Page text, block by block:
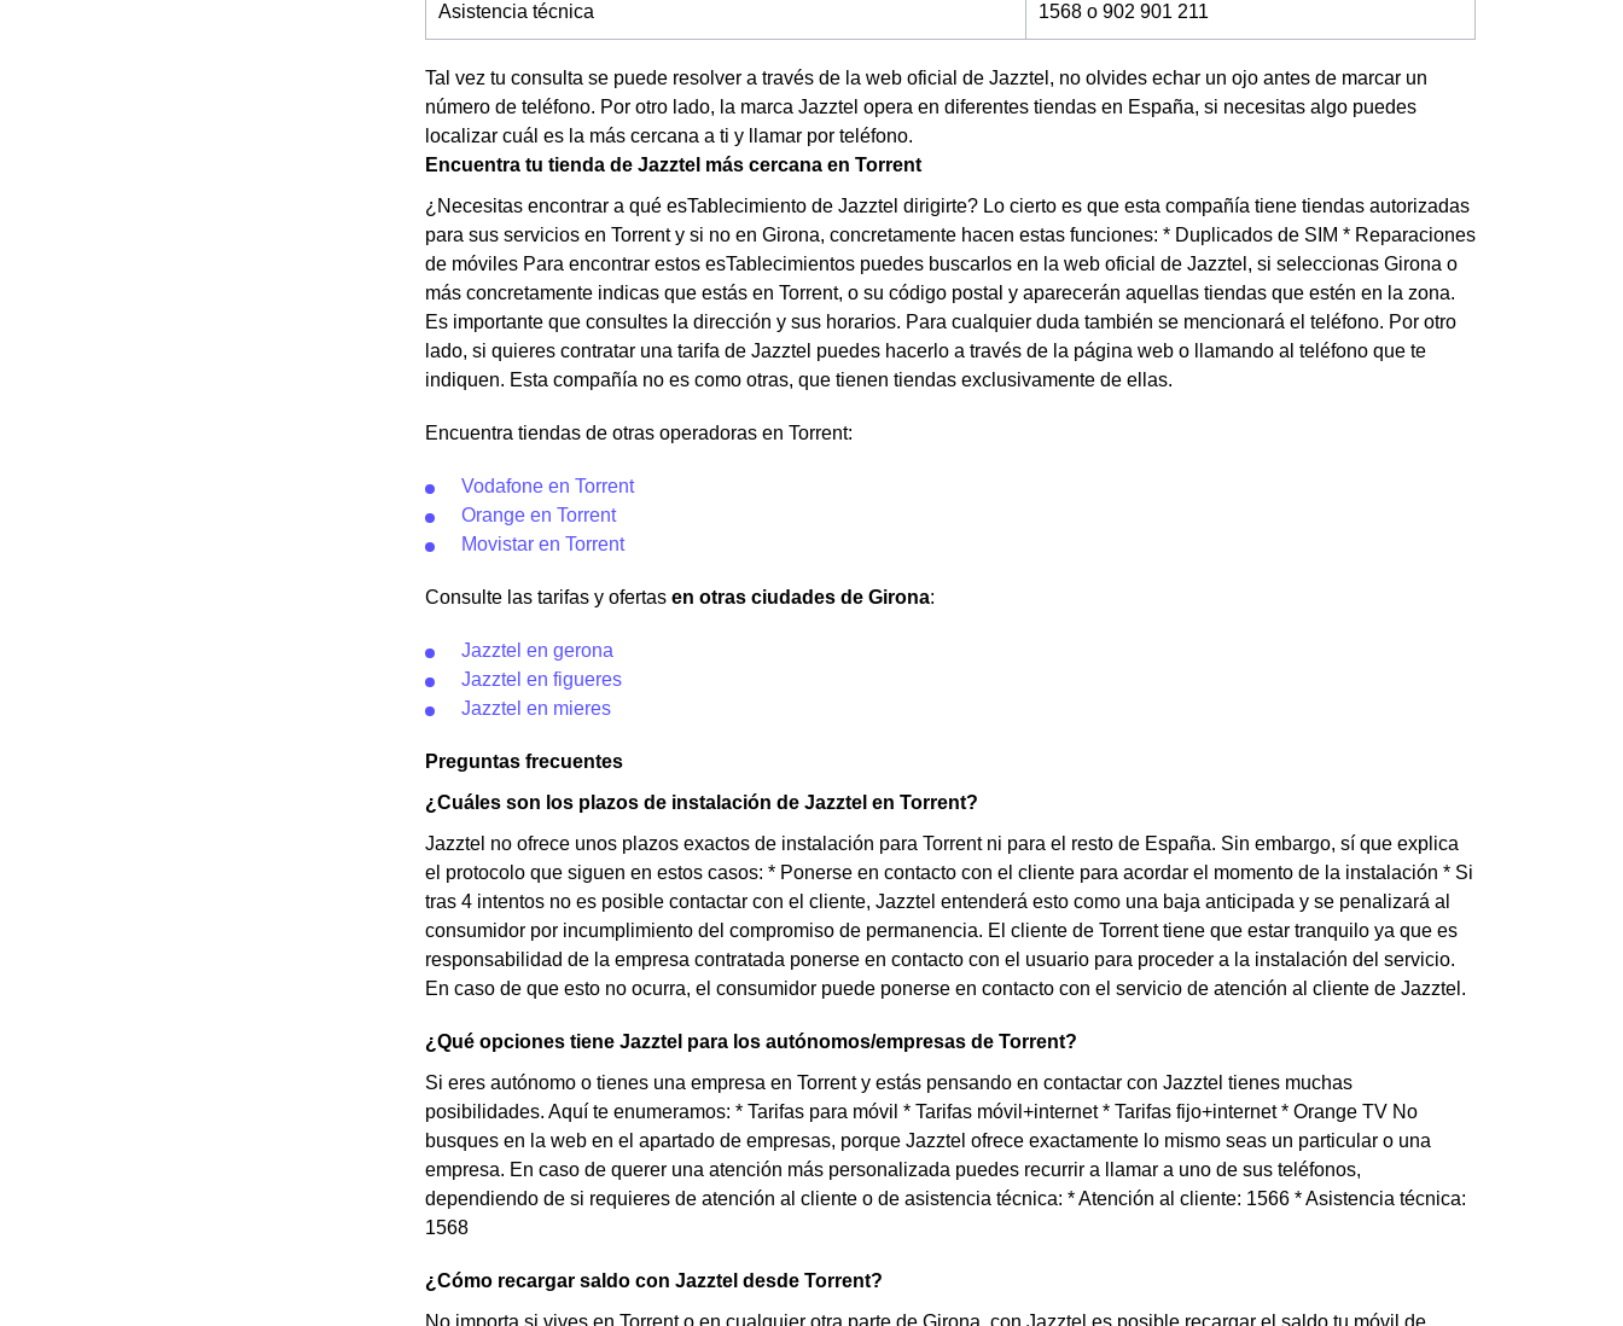
Asistencia técnica 1568 o 902 901 211
Tal vez tu consulta se puede resolver a través de la web oficial de Jazztel, no olvides echar un ojo antes de marcar un
número de teléfono. Por otro lado, la marca Jazztel opera en diferentes tiendas en España, si necesitas algo puedes
localizar cuál es la más cercana a ti y llamar por teléfono.
Encuentra tu tienda de Jazztel más cercana en Torrent
¿Necesitas encontrar a qué esTablecimiento de Jazztel dirigirte? Lo cierto es que esta compañía tiene tiendas autorizadas
para sus servicios en Torrent y si no en Girona, concretamente hacen estas funciones: * Duplicados de SIM * Reparaciones
de móviles Para encontrar estos esTablecimientos puedes buscarlos en la web oficial de Jazztel, si seleccionas Girona o
más concretamente indicas que estás en Torrent, o su código postal y aparecerán aquellas tiendas que estén en la zona.
Es importante que consultes la dirección y sus horarios. Para cualquier duda también se mencionará el teléfono. Por otro
lado, si quieres contratar una tarifa de Jazztel puedes hacerlo a través de la página web o llamando al teléfono que te
indiquen. Esta compañía no es como otras, que tienen tiendas exclusivamente de ellas.
Encuentra tiendas de otras operadoras en Torrent:
Vodafone en Torrent
Orange en Torrent
Movistar en Torrent
Consulte las tarifas y ofertas en otras ciudades de Girona:
Jazztel en gerona
Jazztel en figueres
Jazztel en mieres
Preguntas frecuentes
¿Cuáles son los plazos de instalación de Jazztel en Torrent?
Jazztel no ofrece unos plazos exactos de instalación para Torrent ni para el resto de España. Sin embargo, sí que explica
el protocolo que siguen en estos casos: * Ponerse en contacto con el cliente para acordar el momento de la instalación * Si
tras 4 intentos no es posible contactar con el cliente, Jazztel entenderá esto como una baja anticipada y se penalizará al
consumidor por incumplimiento del compromiso de permanencia. El cliente de Torrent tiene que estar tranquilo ya que es
responsabilidad de la empresa contratada ponerse en contacto con el usuario para proceder a la instalación del servicio.
En caso de que esto no ocurra, el consumidor puede ponerse en contacto con el servicio de atención al cliente de Jazztel.
¿Qué opciones tiene Jazztel para los autónomos/empresas de Torrent?
Si eres autónomo o tienes una empresa en Torrent y estás pensando en contactar con Jazztel tienes muchas
posibilidades. Aquí te enumeramos: * Tarifas para móvil * Tarifas móvil+internet * Tarifas fijo+internet * Orange TV No
busques en la web en el apartado de empresas, porque Jazztel ofrece exactamente lo mismo seas un particular o una
empresa. En caso de querer una atención más personalizada puedes recurrir a llamar a uno de sus teléfonos,
dependiendo de si requieres de atención al cliente o de asistencia técnica: * Atención al cliente: 1566 * Asistencia técnica:
1568
¿Cómo recargar saldo con Jazztel desde Torrent?
No importa si vives en Torrent o en cualquier otra parte de Girona, con Jazztel es posible recargar el saldo tu móvil de